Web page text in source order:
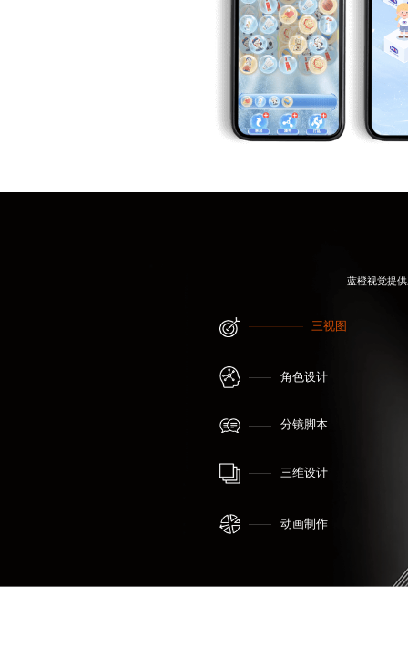
蓝橙视觉提
三视图
角色设计
分镜脚本
三维设计
动画制作